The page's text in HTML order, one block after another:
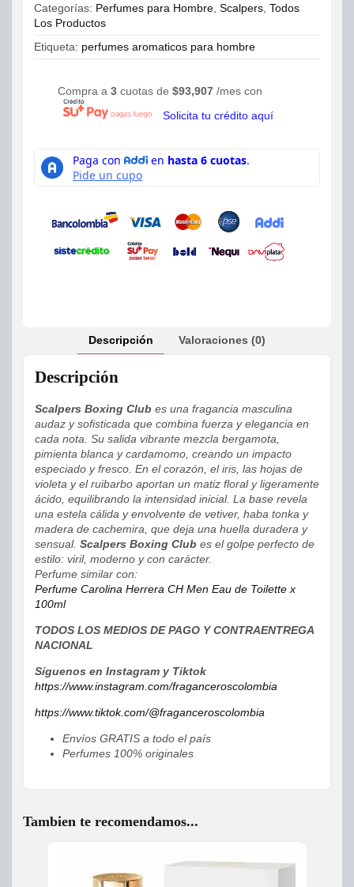
Hombre
cantidad
Categorías: Perfumes para Hombre Scalpers Todos
Los Productos
Etiqueta: perfumes aromaticos para hombre
Compra a 3 cuotas de $93,907 /mes con
Solicita tu crédito aquí
Descripción Valoraciones (0)
Descripción
Scalpers Boxing Club es una fragancia masculina
audaz y sofisticada que combina fuerza y elegancia en
cada nota. Su salida vibrante mezcla bergamota,
pimienta blanca y cardamomo, creando un impacto
especiado y fresco. En el corazón, el iris, las hojas de
violeta y el ruibarbo aportan un matiz floral y ligeramente
ácido, equilibrando la intensidad inicial. La base revela
una estela cálida y envolvente de vetiver, haba tonka y
madera de cachemira, que deja una huella duradera y
sensual. Scalpers Boxing Club es el golpe perfecto de
estilo: viril, moderno y con carácter.
Perfume similar con:
Perfume Carolina Herrera CH Men Eau de Toilette x
100ml
TODOS LOS MEDIOS DE PAGO Y CONTRAENTREGA
NACIONAL
Síguenos en Instagram y Tiktok
https://www.instagram.com/fraganceroscolombia
https://www.tiktok.com/@fraganceroscolombia
Envíos GRATIS a todo el país
Perfumes 100% originales
Tambien te recomendamos...